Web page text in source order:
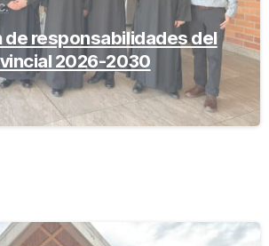
de responsabilidades del
2026-2030